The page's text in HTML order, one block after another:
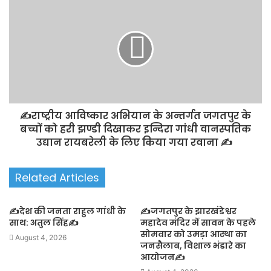
✍️राष्ट्रीय आविष्कार अभियान के अन्तर्गत जगतपुर के
बच्चों को हरी झण्डी दिखाकर इन्दिरा गांधी वानस्पतिक
उद्यान रायबरेली के लिए किया गया रवाना ✍️
Related Articles
✍️देश की जनता राहुल गांधी के
साथ: अतुल सिंह✍️
August 4, 2026
✍️जगतपुर के झारखंडेश्वर
महादेव मंदिर में सावन के पहले
सोमवार को उमड़ा आस्था का
जनसैलाब, विशाल भंडारे का
आयोजन✍️